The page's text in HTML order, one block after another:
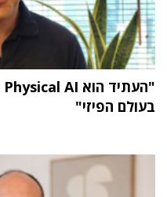
בעולם הפיזי"